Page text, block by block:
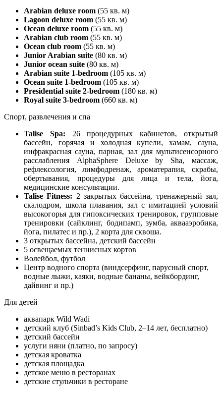
Arabian deluxe room (55 кв. м)
Lagoon deluxe room (55 кв. м)
Ocean deluxe room (55 кв. м)
Arabian club room (55 кв. м)
Ocean club room (55 кв. м)
Junior Arabian suite (80 кв. м)
Junior ocean suite (80 кв. м)
Arabian suite 1-bedroom (105 кв. м)
Ocean suite 1-bedroom (105 кв. м)
Presidential suite 2-bedroom (180 кв. м)
Royal suite 3-bedroom (660 кв. м)
Спорт, развлечения и спа
Talise Spa: 26 процедурных кабинетов, открытый
бассейн, горячая и холодная купели, хамам, сауна,
инфракрасная сауна, парная, зал для мультисенсорного
расслабления AlphaSphere Deluxe by Sha, массаж,
рефлексология, лимфодренаж, ароматерапия, скрабы,
обертывания, процедуры для лица и тела, йога,
медицинские консультации.
Talise Fitness: 2 закрытых бассейна, тренажерный зал,
скалодром, школа плавания, зал с имитацией условий
высокогорья для гипоксических тренировок, групповые
тренировки (сайклинг, бодипамп, зумба, аквааэробика,
йога, пилатес и пр.), 2 корта для сквоша.
3 открытых бассейна, детский бассейн
5 освещаемых теннисных кортов
Волейбол, футбол
Центр водного спорта (виндсерфинг, парусный спорт,
водные лыжи, каяки, водные бананы, вейкбординг,
дайвинг и пр.)
Для детей
аквапарк Wild Wadi
детский клуб (Sinbad’s Kids Club, 2–14 лет, бесплатно)
детский бассейн
услуги няни (платно, по запросу)
детская кроватка
детская площадка
детское меню в ресторанах
детские стульчики в ресторане